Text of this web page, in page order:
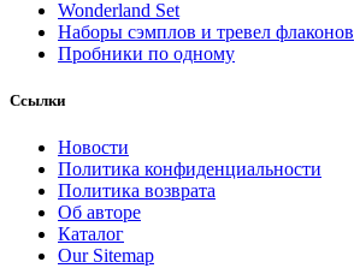
Wonderland Set
Наборы сэмплов и тревел флаконов
Пробники по одному
Ссылки
Новости
Политика конфиденциальности
Политика возврата
Об авторе
Каталог
Our Sitemap